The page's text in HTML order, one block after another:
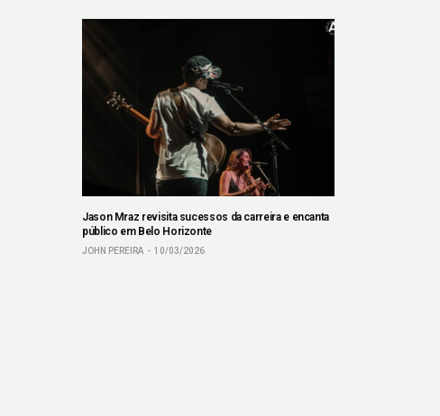
Jason Mraz revisita sucessos da carreira e encanta
público em Belo Horizonte
JOHN PEREIRA 10/03/2026